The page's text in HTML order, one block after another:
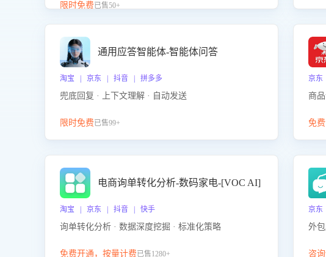
升客服售前转化率。点击 “立即开通”，快速获取影音
限时免费已售50+
通用应答智能体-智能体问答
淘宝 | 京东 | 抖音 | 拼多多
兜底回复 · 上下文理解 · 自动发送
限时免费已售99+
京东
商
免
电商询单转化分析-数码家电-[VOC AI]
淘宝 | 京东 | 抖音 | 快手
询单转化分析 · 数据深度挖掘 · 标准化策略
免费开通，按量计费已售1280+
京
外
咨